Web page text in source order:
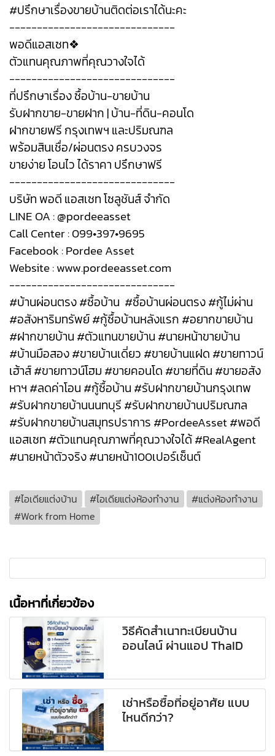
#ปรึกษาเรื่องขายบ้านติดต่อเราได้นะคะ
------------------------------
พอดีแอสเซท❖
ตัวแทนคุณภาพที่คุณวางใจได้
------------------------------
ที่ปรึกษาเรื่อง ซื้อบ้าน-ขายบ้าน
รับฝากขาย-ขายฝาก | บ้าน-ที่ดิน-คอนโด
ฝากขายฟรี กรุงเทพฯ และปริมณฑล
พร้อมสินเชื่อ/ผ่อนตรง ครบวงจร
ขายง่าย โอนไว ได้ราคา ปรึกษาฟรี
------------------------------
บริษัท พอดี แอสเซท โซลูชันส์ จำกัด
LINE OA : @pordeeasset
Call Center : 099•397•9695
Facebook : Pordee Asset
Website : www.pordeeasset.com
------------------------------
#บ้านผ่อนตรง #ซื้อบ้าน #ซื้อบ้านผ่อนตรง #กู้ไม่ผ่าน
#อสังหาริมทรัพย์ #กู้ซื้อบ้านหลังแรก #อยากขายบ้าน
#ฝากขายบ้าน #ตัวแทนขายบ้าน #นายหน้าขายบ้าน
#บ้านมือสอง #ขายบ้านเดี่ยว #ขายบ้านแฝด #ขายทาวน์
เฮ้าส์ #ขายทาวน์โฮม #ขายคอนโด #ขายที่ดิน #ขายอสัง
หาฯ #ลดค่าโอน #กู้ซื้อบ้าน #รับฝากขายบ้านกรุงเทพ
#รับฝากขายบ้านนนทบุรี #รับฝากขายบ้านปริมณฑล
#รับฝากขายบ้านสมุทรปราการ #PordeeAsset #พอดี
แอสเซท #ตัวแทนคุณภาพที่คุณวางใจได้ #RealAgent
#นายหน้าตัวจริง #นายหน้า100เปอร์เซ็นต์
#ไอเดียแต่งบ้าน #ไอเดียแต่งห้องทำงาน
#แต่งห้องทำงาน
#Work from Home
เนื้อหาที่เกี่ยวข้อง
วิธีคัดสำเนาทะเบียนบ้าน
ออนไลน์ ผ่านแอป ThaID
เช่าหรือซื้อที่อยู่อาศัย แบบ
ไหนดีกว่า?